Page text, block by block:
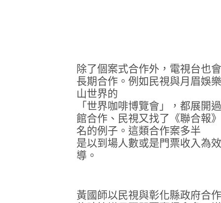
除了個案式合作外，電視台也
長期合作。例如民視與月眉娛
山世界的
「世界咖啡博覽會」，都展開
館合作、民視又找了《聯合報
名的例子。這類合作案多半
是以到場人數或是門票收入為
導。
黃國師以民視與彰化縣政府合